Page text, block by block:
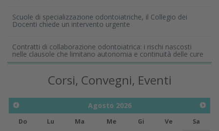
Scuole di specializzazione odontoiatriche, il Collegio dei
Docenti chiede un intervento urgente
Contratti di collaborazione odontoiatrica: i rischi nascosti
nelle clausole che limitano autonomia e continuità delle cure
Corsi, Convegni, Eventi
Agosto 2026
Do Lu Ma Me Gi Ve
Sa